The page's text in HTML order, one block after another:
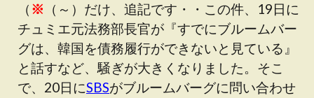
（ ※ （～）だけ、追記です・・この件、19日に
チュミエ元法務部長官が『すでにブルームバー
グは、韓国を債務履行ができないと見ている』
と話すなど、騒ぎが大きくなりました。そこ
で、20日にSBSがブルームバーグに問い合わせ